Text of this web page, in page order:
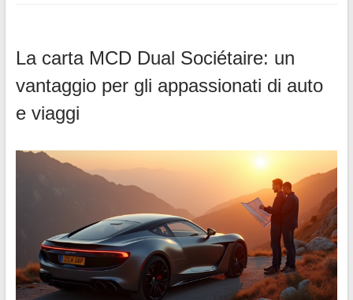
La carta MCD Dual Sociétaire: un
vantaggio per gli appassionati di auto
e viaggi